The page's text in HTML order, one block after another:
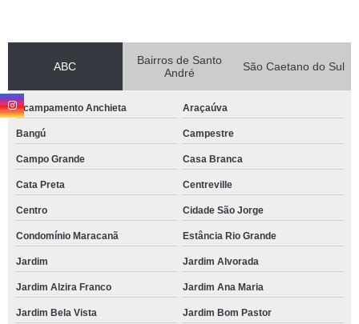
ABC
Bairros de Santo
André
São Caetano do Sul
Acampamento Anchieta Araçaúva
Bangú Campestre
Campo Grande Casa Branca
Cata Preta Centreville
Centro Cidade São Jorge
Condomínio Maracanã Estância Rio Grande
Jardim Jardim Alvorada
Jardim Alzira Franco Jardim Ana Maria
Jardim Bela Vista Jardim Bom Pastor